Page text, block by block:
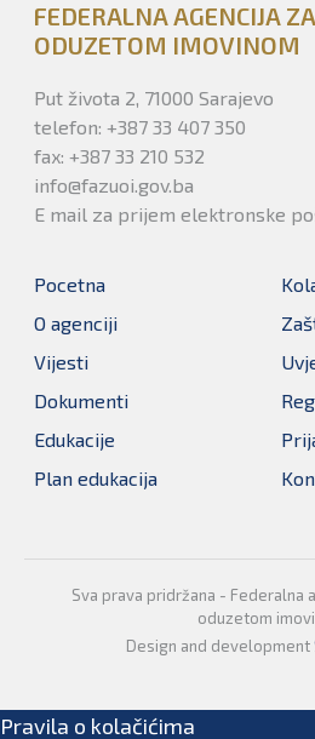
FEDERALNA AGENCIJA
ODUZETOM IMOVINOM
Put života 2, 71000 Sarajevo
telefon: +387 33 407 350
fax: +387 33 210 532
info@fazuoi.gov.ba
E mail za prijem elektronske
Pocetna
O agenciji
Vijesti
Dokumenti
Edukacije
Plan edukacija
Sva prava pridržana - Federalna
oduzetom
Design and development
Pravila o kolačićima